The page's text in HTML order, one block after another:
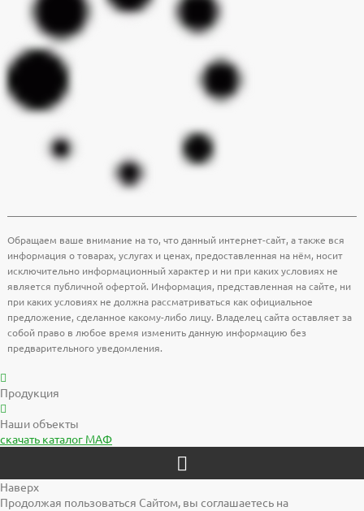
Обращаем ваше внимание на то, что данный интернет-сайт, а также вся
информация о товарах, услугах и ценах, предоставленная на нём, носит
исключительно информационный характер и ни при каких условиях не
является публичной офертой. Информация, представленная на сайте, ни
при каких условиях не должна рассматриваться как официальное
предложение, сделанное какому-либо лицу. Владелец сайта оставляет за
собой право в любое время изменить данную информацию без
предварительного уведомления.
Продукция
Наши объекты
скачать каталог МАФ
Наверх
Продолжая пользоваться Сайтом, вы соглашаетесь на